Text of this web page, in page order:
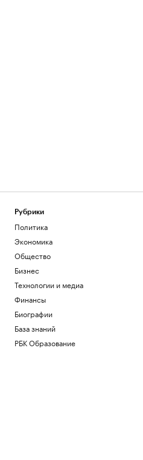
Рубрики
Политика
Экономика
Общество
Бизнес
Технологии и медиа
Финансы
Биографии
База знаний
РБК Образование